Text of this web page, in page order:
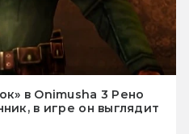
в Onimusha 3 Рено
в игре он выглядит